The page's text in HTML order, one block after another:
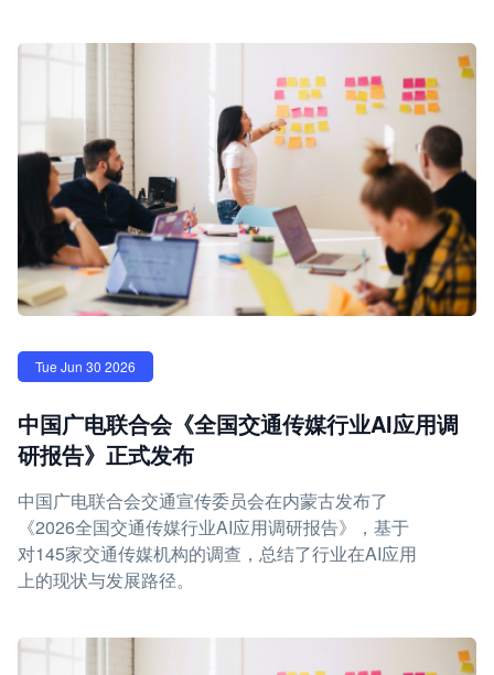
Tue Jun 30 2026
中国广电联合会《全国交通传媒行业AI应用调
研报告》正式发布
中国广电联合会交通宣传委员会在内蒙古发布了
《2026全国交通传媒行业AI应用调研报告》，基于
对145家交通传媒机构的调查，总结了行业在AI应用
上的现状与发展路径。